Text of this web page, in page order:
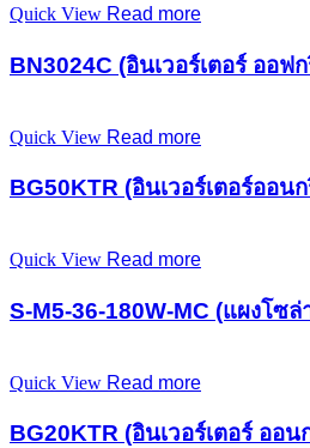
Quick View Read more
BN3024C (อินเวอร์เตอร์ ออฟ
Quick View Read more
BG50KTR (อินเวอร์เตอร์ออน
Quick View Read more
S-M5-36-180W-MC (แผงโซล่
Quick View Read more
BG20KTR (อินเวอร์เตอร์ ออน